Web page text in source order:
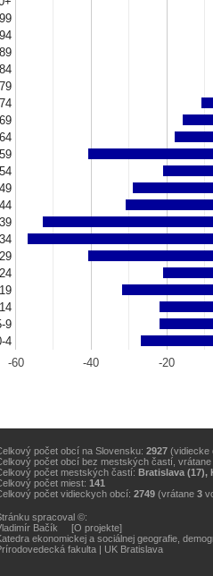
-60 -40 -20
9
4
počet obcí na Slovensku: 2927 (vidiecke
počet obcí bez mestských častí,
počet mestských častí: Bratislava (17),
počet miest: 141
počet vidieckych obcí: 2749 (vrátane 3
spracoval ©:
Bačík
[O projekte]
ekonomickej a sociálnej geografie,
fakulta | UK Bratislava